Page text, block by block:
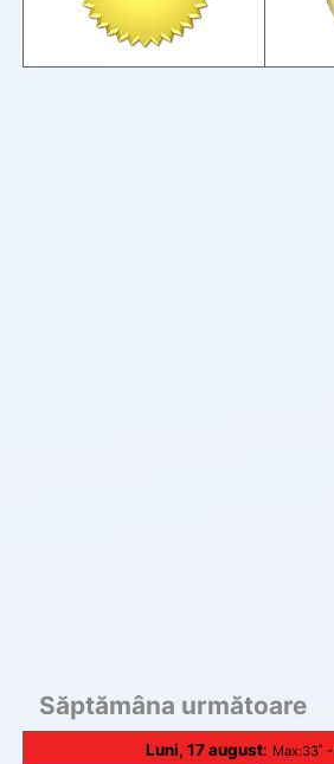
Săptămâna următoare
Luni, 17 august: Max:33˚ -